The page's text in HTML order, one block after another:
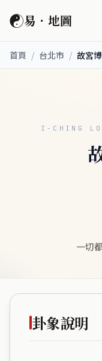
☯易．地圖
首頁 / 台北市 / 故宮
I-CHING
一切
卦象說明